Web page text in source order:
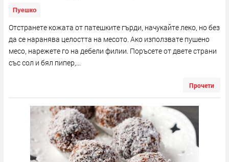
Пуешко
Отстранете кожата от патешките гърди, начукайте леко, но без
да се наранява целостта на месото. Ако използвате пушено
месо, нарежете го на дебели филии. Поръсете от двете страни
със сол и бял пипер,...
Прочети